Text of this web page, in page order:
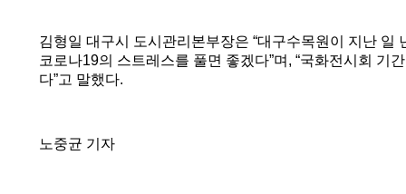
김형일 대구시 도시관리본부장은 “대구수목원이 지난 일
코로나19의 스트레스를 풀면 좋겠다”며 , “국화전시회 기
다”고 말했다.
노중균 기자